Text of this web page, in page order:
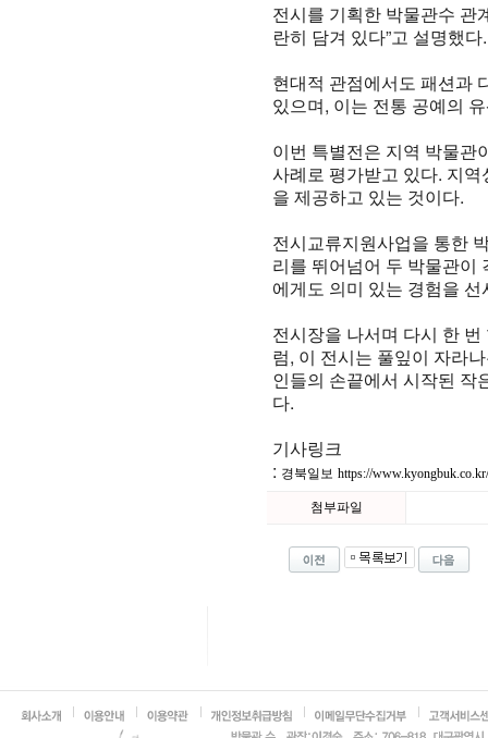
전시를 기획한 박물관수 관
란히 담겨 있다”고 설명했다.
현대적 관점에서도 패션과
있으며, 이는 전통 공예의
이번 특별전은 지역 박물관
사례로 평가받고 있다. 지
을 제공하고 있는 것이다.
전시교류지원사업을 통한
리를 뛰어넘어 두 박물관이
에게도 의미 있는 경험을
전시장을 나서며 다시 한
럼, 이 전시는 풀잎이 자라
인들의 손끝에서 시작된 작
다.
기사링크
: 경북일보 https://
첨부파일